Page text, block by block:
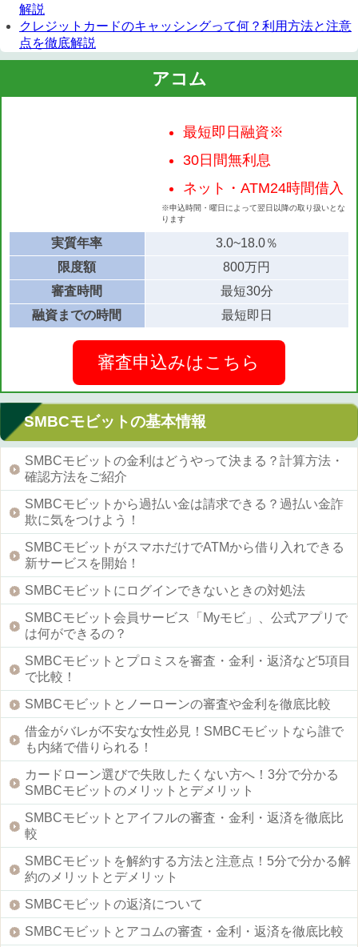
解説
クレジットカードのキャッシングって何？利用方法と注意
点を徹底解説
アコム
最短即日融資※
30日間無利息
ネット・ATM24時間借入
※申込時間・曜日によって翌日以降の取り扱いとな
ります
実質年率
3.0~18.0％
限度額
800万円
審査時間
最短30分
融資までの時間
最短即日
審査申込みはこちら
SMBCモビットの基本情報
SMBCモビットの金利はどうやって決まる？計算方法・
確認方法をご紹介
SMBCモビットから過払い金は請求できる？過払い金詐
欺に気をつけよう！
SMBCモビットがスマホだけでATMから借り入れできる
新サービスを開始！
SMBCモビットにログインできないときの対処法
SMBCモビット会員サービス「Myモビ」、公式アプリで
は何ができるの？
SMBCモビットとプロミスを審査・金利・返済など5項目
で比較！
SMBCモビットとノーローンの審査や金利を徹底比較
借金がバレが不安な女性必見！SMBCモビットなら誰で
も内緒で借りられる！
カードローン選びで失敗したくない方へ！3分で分かる
SMBCモビットのメリットとデメリット
SMBCモビットとアイフルの審査・金利・返済を徹底比
較
SMBCモビットを解約する方法と注意点！5分で分かる解
約のメリットとデメリット
SMBCモビットの返済について
SMBCモビットとアコムの審査・金利・返済を徹底比較